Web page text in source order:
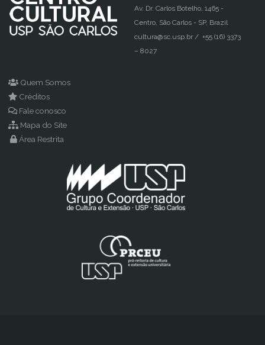
Av. Dr. Carlos Botelho, 1465 -
Centro, São Carlos - SP, Brazil
cultura@sc.usp.br / +55 (16) 3373
– 8027
Quem Somos
Créditos
Fale conosco
Mapa do Site
Área Restrita